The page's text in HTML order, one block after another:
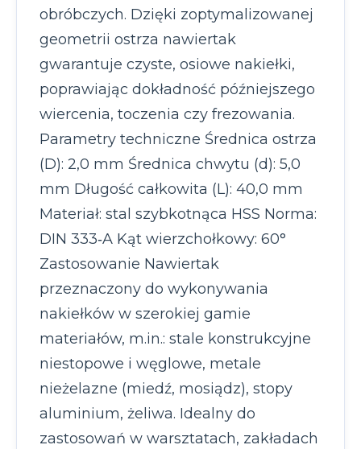
obróbczych. Dzięki zoptymalizowanej
geometrii ostrza nawiertak
gwarantuje czyste, osiowe nakiełki,
poprawiając dokładność późniejszego
wiercenia, toczenia czy frezowania.
Parametry techniczne Średnica ostrza
(D): 2,0 mm Średnica chwytu (d): 5,0
mm Długość całkowita (L): 40,0 mm
Materiał: stal szybkotnąca HSS Norma:
DIN 333‑A Kąt wierzchołkowy: 60°
Zastosowanie Nawiertak
przeznaczony do wykonywania
nakiełków w szerokiej gamie
materiałów, m.in.: stale konstrukcyjne
niestopowe i węglowe, metale
nieżelazne (miedź, mosiądz), stopy
aluminium, żeliwa. Idealny do
zastosowań w warsztatach, zakładach